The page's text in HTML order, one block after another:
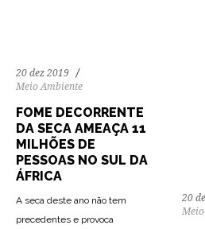
20 dez 2019
Meio Ambiente
FOME DECORRENTE
DA SECA AMEAÇA 11
MILHÕES DE
PESSOAS NO SUL DA
ÁFRICA
A seca deste ano não tem
precedentes e provoca
20